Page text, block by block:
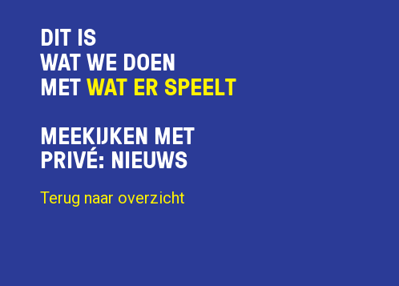
DIT IS
WAT WE DOEN
METWAT ER SPEELT
MEEKIJKEN MET
PRIVÉ: NIEUWS
Terug naar overzicht